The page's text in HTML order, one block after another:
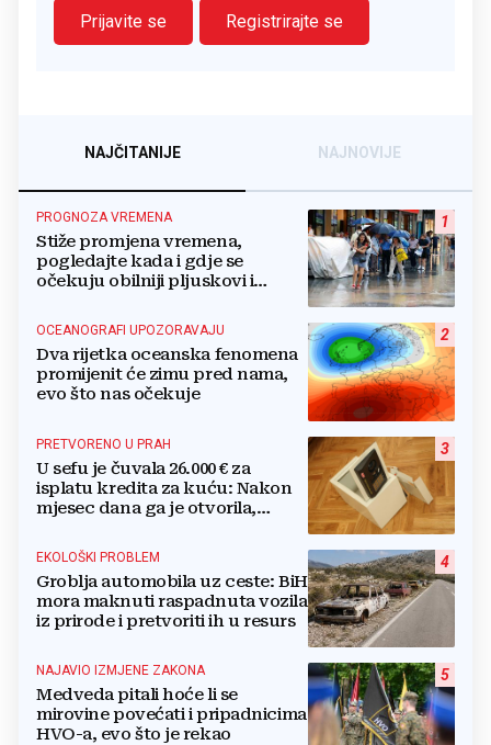
Prijavite se
Registrirajte se
NAJČITANIJE NAJNOVIJE
1
PROGNOZA VREMENA
Stiže promjena vremena,
pogledajte kada i gdje se
očekuju obilniji pljuskovi i
2
OCEANOGRAFI UPOZORAVAJU
Dva rijetka oceanska fenomena
promijenit će zimu pred nama,
evo što nas očekuje
3
PRETVORENO U PRAH
U sefu je čuvala 26.000 € za
isplatu kredita za kuću: Nakon
mjesec dana ga je otvorila,
4
EKOLOŠKI PROBLEM
Groblja automobila uz ceste: BiH
mora maknuti raspadnuta vozila
iz prirode i pretvoriti ih u resurs
5
NAJAVIO IZMJENE ZAKONA
Medveda pitali hoće li se
mirovine povećati i pripadnicima
HVO-a, evo što je rekao